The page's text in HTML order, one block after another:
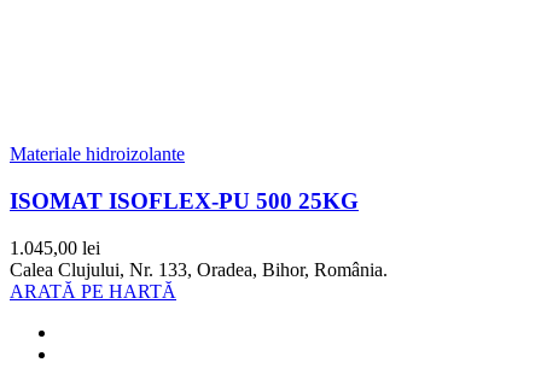
Materiale hidroizolante
ISOMAT ISOFLEX-PU 500 25KG
1.045,00 lei
Calea Clujului, Nr. 133, Oradea, Bihor, România.
ARATĂ PE HARTĂ